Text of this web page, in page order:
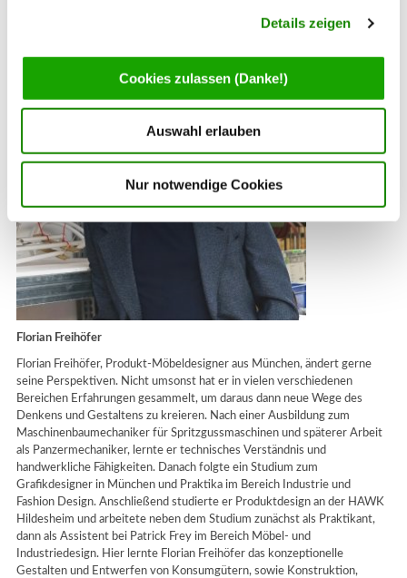
Details zeigen
Cookies zulassen (Danke!)
Auswahl erlauben
Nur notwendige Cookies
Florian Freihöfer
Florian Freihöfer, Produkt-Möbeldesigner aus München, ändert gerne
seine Perspektiven. Nicht umsonst hat er in vielen verschiedenen
Bereichen Erfahrungen gesammelt, um daraus dann neue Wege des
Denkens und Gestaltens zu kreieren. Nach einer Ausbildung zum
Maschinenbaumechaniker für Spritzgussmaschinen und späterer Arbeit
als Panzermechaniker, lernte er technisches Verständnis und
handwerkliche Fähigkeiten. Danach folgte ein Studium zum
Grafikdesigner in München und Praktika im Bereich Industrie und
Fashion Design. Anschließend studierte er Produktdesign an der HAWK
Hildesheim und arbeitete neben dem Studium zunächst als Praktikant,
dann als Assistent bei Patrick Frey im Bereich Möbel- und
Industriedesign. Hier lernte Florian Freihöfer das konzeptionelle
Gestalten und Entwerfen von Konsumgütern, sowie Konstruktion,